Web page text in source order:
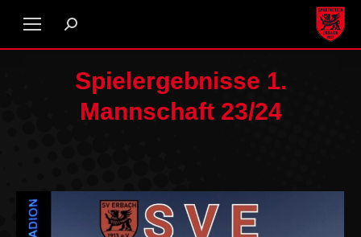
Spielergebnisse 1.
Mannschaft 23/24